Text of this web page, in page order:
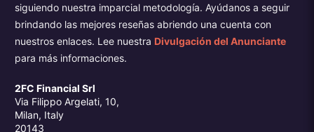
siguiendo nuestra imparcial metodología. Ayúdanos a seguir
brindando las mejores reseñas abriendo una cuenta con
nuestros enlaces. Lee nuestraDivulgación del Anunciante
para más informaciones.
2FC Financial Srl
Via Filippo Argelati, 10,
Milan, Italy
20143